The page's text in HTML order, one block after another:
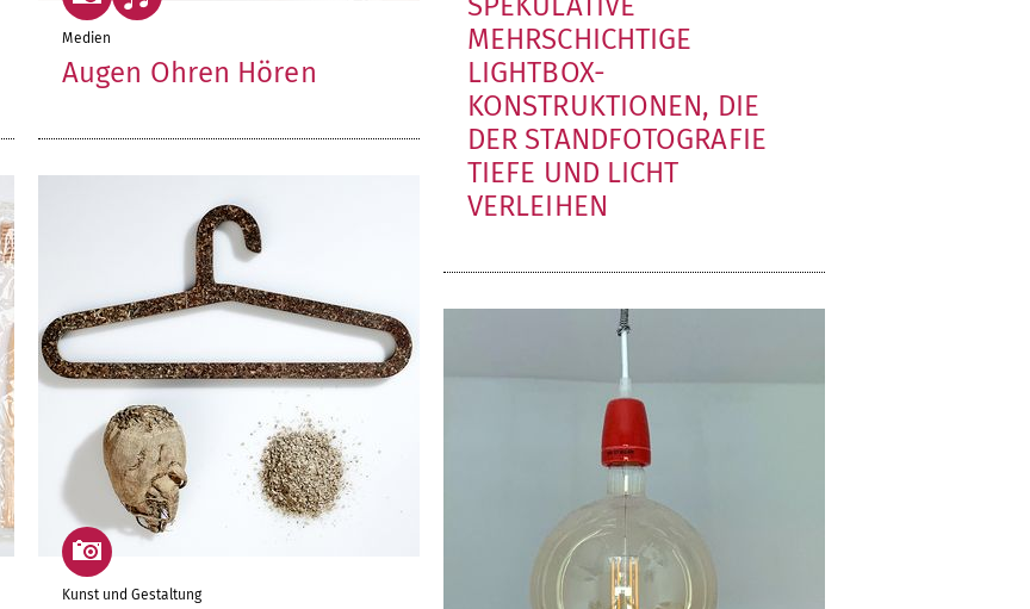
MEHRSCHICHTIGE
LIGHTBOX-
KONSTRUKTIONEN, DIE
DER STANDFOTOGRAFIE
TIEFE UND LICHT
VERLEIHEN
Augen Ohren Hören
Medien
Kunst und Gestaltung